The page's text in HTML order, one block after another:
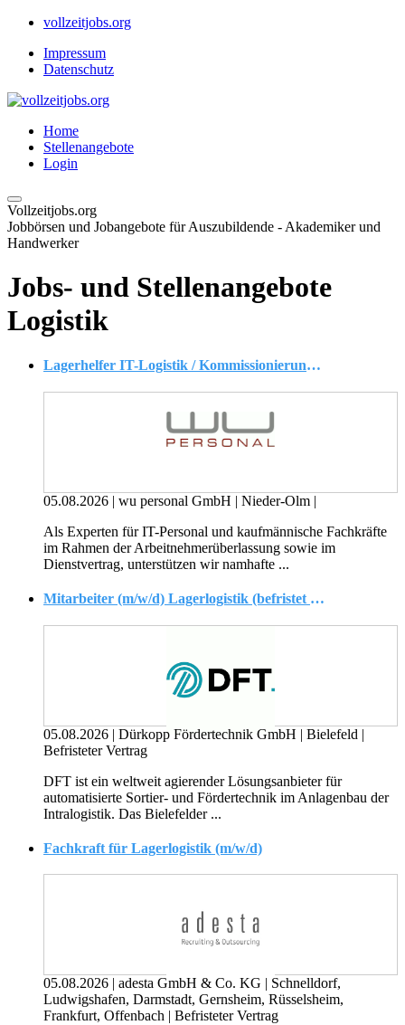
vollzeitjobs.org
Impressum
Datenschutz
Home
Stellenangebote
Login
Vollzeitjobs.org
Jobbörsen und Jobangebote für Auszubildende - Akademiker und
Handwerker
Jobs- und Stellenangebote
Logistik
Lagerhelfer IT-Logistik / Kommissionierung (m/w/d)
05.08.2026 | wu personal GmbH | Nieder-Olm |
Als Experten für IT-Personal und kaufmännische Fachkräfte
im Rahmen der Arbeitnehmerüberlassung sowie im
Dienstvertrag, unterstützen wir namhafte ...
Mitarbeiter (m/w/d) Lagerlogistik (befristet 12 Monate)
05.08.2026 | Dürkopp Fördertechnik GmbH | Bielefeld |
Befristeter Vertrag
DFT ist ein weltweit agierender Lösungsanbieter für
automatisierte Sortier- und Fördertechnik im Anlagenbau der
Intralogistik. Das Bielefelder ...
Fachkraft für Lagerlogistik (m/w/d)
05.08.2026 | adesta GmbH & Co. KG | Schnelldorf,
Ludwigshafen, Darmstadt, Gernsheim, Rüsselsheim,
Frankfurt, Offenbach | Befristeter Vertrag